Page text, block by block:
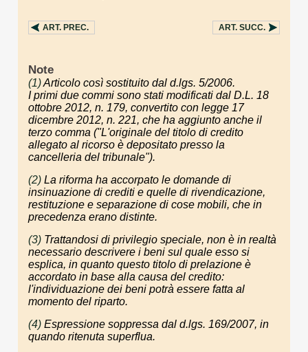
ART. PREC. ART. SUCC.
Note
(1)Articolo così sostituito dal d.lgs. 5/2006.
I primi due commi sono stati modificati dal D.L. 18
ottobre 2012, n. 179, convertito con legge 17
dicembre 2012, n. 221, che ha aggiunto anche il
terzo comma ("L'originale del titolo di credito
allegato al ricorso è depositato presso la
cancelleria del tribunale").
(2) La riforma ha accorpato le domande di
insinuazione di crediti e quelle di rivendicazione,
restituzione e separazione di cose mobili, che in
precedenza erano distinte.
(3) Trattandosi di privilegio speciale, non è in realtà
necessario descrivere i beni sul quale esso si
esplica, in quanto questo titolo di prelazione è
accordato in base alla causa del credito:
l'individuazione dei beni potrà essere fatta al
momento del riparto.
(4) Espressione soppressa dal d.lgs. 169/2007, in
quando ritenuta superflua.